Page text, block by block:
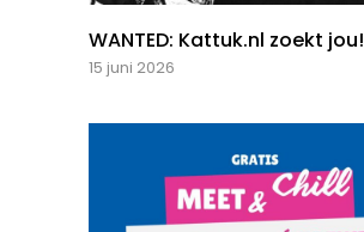
WANTED: Kattuk.nl zoekt jou!
15 juni 2026